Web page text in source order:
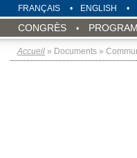
FRANÇAIS ENGLISH
CONGRÈS
Accueil » Documents »